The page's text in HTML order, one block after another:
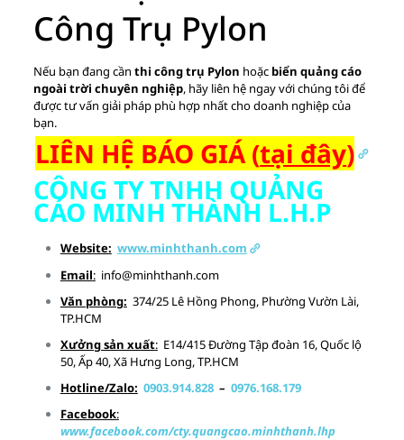
Công Trụ Pylon
Nếu bạn đang cần thi công trụ Pylon hoặc biển quảng cáo
ngoài trời chuyên nghiệp, hãy liên hệ ngay với chúng tôi để
được tư vấn giải pháp phù hợp nhất cho doanh nghiệp của
bạn.
LIÊN HỆ BÁO GIÁ (tại đây)
CÔNG TY TNHH QUẢNG
CÁO MINH THÀNH L.H.P
Website: www.minhthanh.com
Email: info@minhthanh.com
Văn phòng: 374/25 Lê Hồng Phong, Phường Vườn Lài,
TP.HCM
Xưởng sản xuất:E14/415 Đường Tập đoàn 16, Quốc lộ
50, Ấp 40, Xã Hưng Long, TP.HCM
Hotline/Zalo: 0903.914.828– 0976.168.179
Facebook:
www.facebook.com/cty.quangcao.minhthanh.lhp